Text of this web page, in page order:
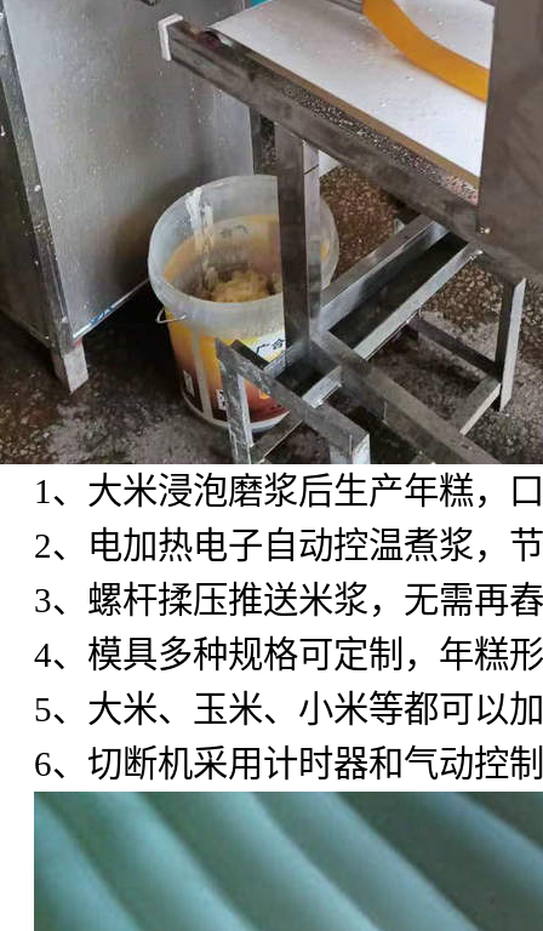
1 、大米浸泡磨浆后生产年糕，
2、电加热电子自动控温煮浆，
3、螺杆揉压推送米浆，无需再
4、模具多种规格可定制，年糕
5、大米、玉米、小米等都可以
6、切断机采用计时器和气动控